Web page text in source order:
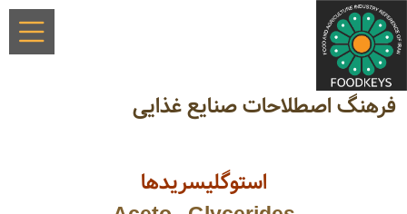
فرهنگ اصطلاحات صنایع غذایی
استوگلیسریدها